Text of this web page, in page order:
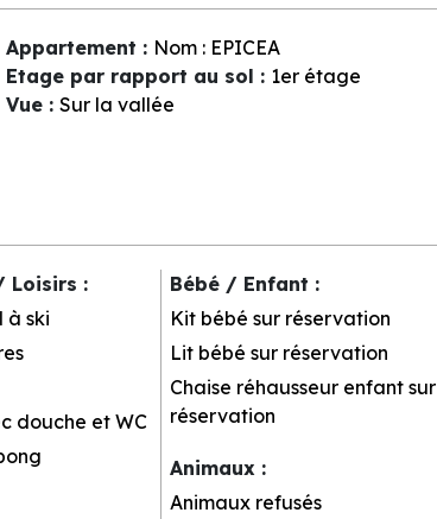
Appartement : Nom : EPICEA
Etage par rapport au sol : 1er étage
Vue : Sur la vallée
Loisirs :
à ski
douche et WC
Bébé / Enfant :
Kit bébé sur réservation
Lit bébé sur réservation
Chaise réhausseur enfant sur
réservation
Animaux :
Animaux refusés